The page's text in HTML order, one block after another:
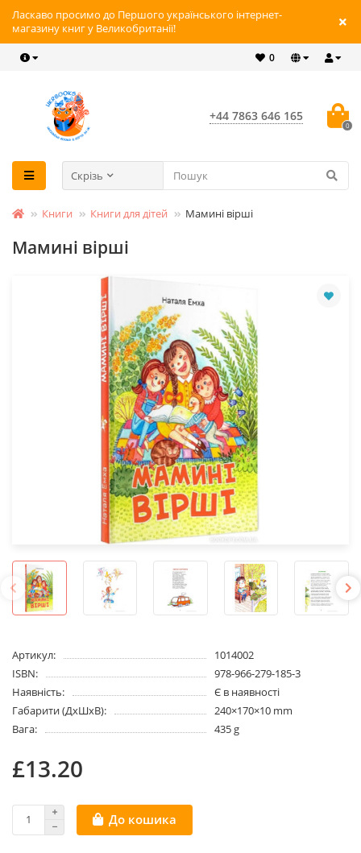
Ласкаво просимо до Першого українського інтернет-
магазину книг у Великобританії!
0
+44 7863 646 165
0
Скрізь
Книги Книги для дітей Мамині вірші
Мамині вірші
Артикул:
1014002
ISBN:
978-966-279-185-3
Наявність:
Є в наявності
Габарити (ДхШхВ):
240×170×10 mm
Вага:
435 g
£13.20
До кошика